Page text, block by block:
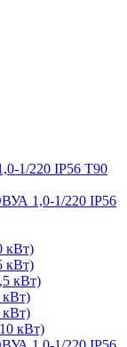
кВт)
кВт)
кВт)
кВт)
кВт)
кВт)